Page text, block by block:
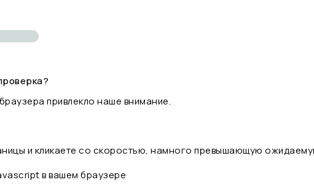
привлекло наше внимание.
и кликаете со скоростью, намного превышающую
в вашем браузере